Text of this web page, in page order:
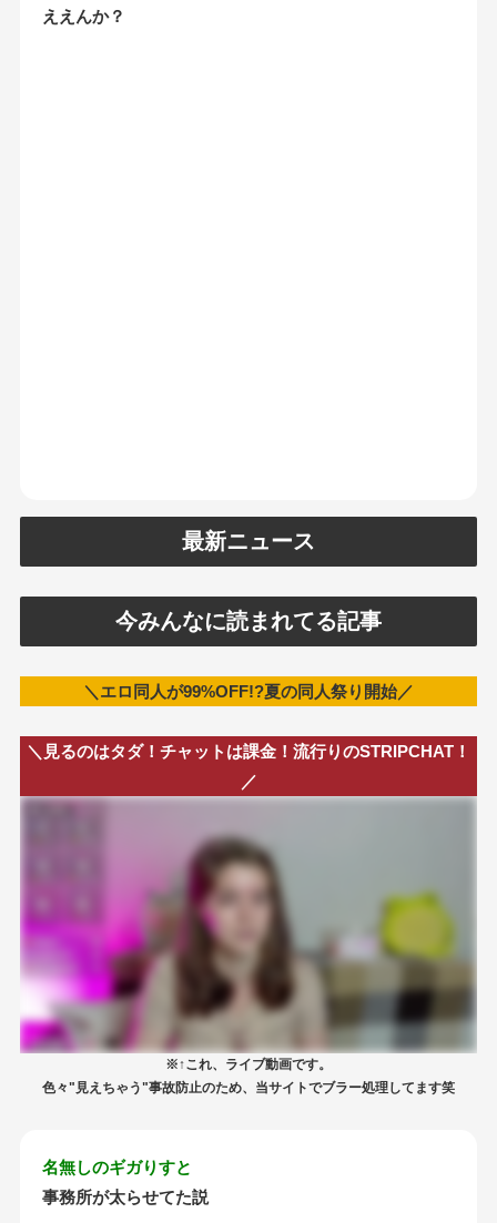
ええんか？
最新ニュース
今みんなに読まれてる記事
＼エロ同人が99%OFF!?夏の同人祭り開始／
＼見るのはタダ！チャットは課金！流行りのSTRIPCHAT！
／
※↑これ、ライブ動画です。
色々"見えちゃう"事故防止のため、当サイトでブラー処理してます笑
名無しのギガりすと
事務所が太らせてた説